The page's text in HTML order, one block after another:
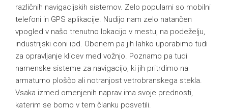
različnih navigacijskih sistemov. Zelo popularni so mobilni
telefoni in GPS aplikacije. Nudijo nam zelo natančen
vpogled v našo trenutno lokacijo v mestu, na podeželju,
industrijski coni ipd. Obenem pa jih lahko uporabimo tudi
za opravljanje klicev med vožnjo. Poznamo pa tudi
namenske sisteme za navigacijo, ki jih pritrdimo na
armaturno ploščo ali notranjost vetrobranskega stekla.
Vsaka izmed omenjenih naprav ima svoje prednosti,
katerim se bomo v tem članku posvetili.